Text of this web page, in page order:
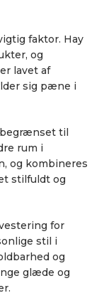
faktor. Hay
og
lavet af
sig pæne i
til
rum i
og kombineres
stilfuldt og
for
stil i
og
glæde og